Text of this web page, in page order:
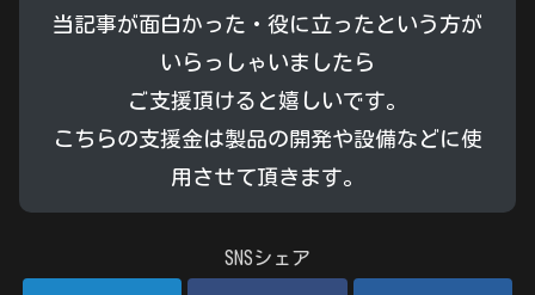
当記事が面白かった・役に立ったという方が
いらっしゃいましたら
ご支援頂けると嬉しいです。
こちらの支援金は製品の開発や設備などに使
用させて頂きます。
SNSシェア